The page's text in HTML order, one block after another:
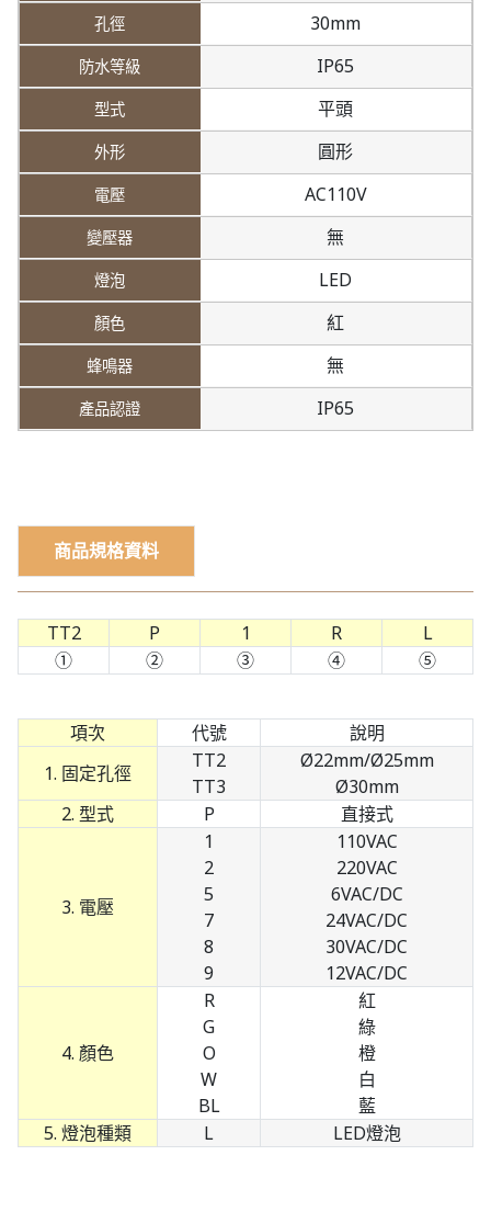
30mm
IP65
平頭
圓形
AC110V
無
LED
紅
無
IP65
商品規格資料
TT2 P 1 R
L
①
② ③ ④ ⑤
項次 代號
說明
1. 固定孔徑
TT2
TT3
Ø22mm/Ø25mm
Ø30mm
2. 型式
P 直接式
3. 電壓
1
2
5
7
8
9
110VAC
220VAC
6VAC/DC
24VAC/DC
30VAC/DC
12VAC/DC
4. 顏色
R
G
O
W
BL
紅
綠
橙
白
藍
5. 燈泡種類
L LED燈泡